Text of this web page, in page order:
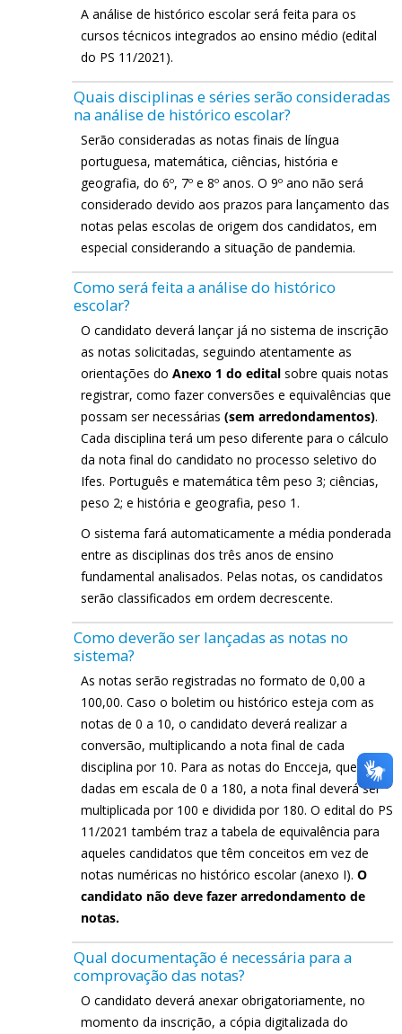
A análise de histórico escolar será feita para os
cursos técnicos integrados ao ensino médio (edital
do PS 11/2021).
Quais disciplinas e séries serão consideradas
na análise de histórico escolar?
Serão consideradas as notas finais de língua
portuguesa, matemática, ciências, história e
geografia, do 6º, 7º e 8º anos. O 9º ano não será
considerado devido aos prazos para lançamento das
notas pelas escolas de origem dos candidatos, em
especial considerando a situação de pandemia.
Como será feita a análise do histórico
escolar?
O candidato deverá lançar já no sistema de inscrição
as notas solicitadas, seguindo atentamente as
orientações do Anexo 1 do edital sobre quais notas
registrar, como fazer conversões e equivalências que
possam ser necessárias (sem arredondamentos).
Cada disciplina terá um peso diferente para o cálculo
da nota final do candidato no processo seletivo do
Ifes. Português e matemática têm peso 3; ciências,
peso 2; e história e geografia, peso 1.
O sistema fará automaticamente a média ponderada
entre as disciplinas dos três anos de ensino
fundamental analisados. Pelas notas, os candidatos
serão classificados em ordem decrescente.
Como deverão ser lançadas as notas no
sistema?
As notas serão registradas no formato de 0,00 a
100,00. Caso o boletim ou histórico esteja com as
notas de 0 a 10, o candidato deverá realizar a
conversão, multiplicando a nota final de cada
disciplina por 10. Para as notas do Encceja, que são
dadas em escala de 0 a 180, a nota final deverá ser
multiplicada por 100 e dividida por 180. O edital do PS
11/2021 também traz a tabela de equivalência para
aqueles candidatos que têm conceitos em vez de
notas numéricas no histórico escolar (anexo I). O
candidato não deve fazer arredondamento de
notas.
Qual documentação é necessária para a
comprovação das notas?
O candidato deverá anexar obrigatoriamente, no
momento da inscrição, a cópia digitalizada do